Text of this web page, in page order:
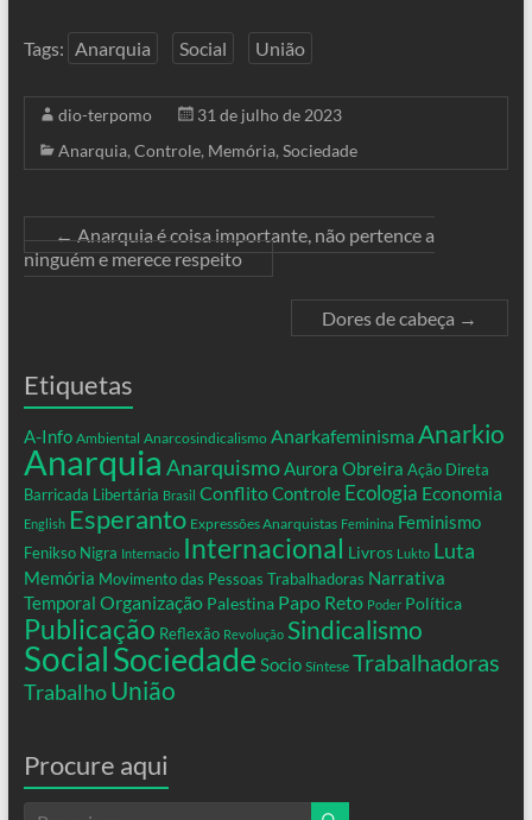
Tags: Anarquia Social União
dio-terpomo
31 de julho de 2023
Anarquia, Controle, Memória, Sociedade
←Anarquia é coisa importante, não pertence a
ninguém e merece respeito
Dores de cabeça →
Etiquetas
A-Info Ambiental Anarcosindicalismo Anarkafeminisma Anarkio
Anarquia AnarquismoAurora Obreira Ação Direta
Barricada Libertária Brasil ConflitoControle Ecologia Economia
English Esperanto Expressões Anarquistas Feminina Feminismo
Fenikso Nigra Internacio Internacional Livros Lukto Luta
Memória Movimento das Pessoas Trabalhadoras Narrativa
Temporal Organização Palestina Papo Reto Poder Política
Publicação Reflexão Revolução Sindicalismo
SocialSociedade Socio Síntese Trabalhadoras
Trabalho União
Procure aqui